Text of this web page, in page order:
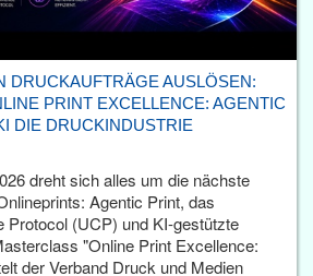
DRUCKAUFTRÄGE AUSLÖSEN:
PRINT EXCELLENCE: AGENTIC
DIE DRUCKINDUSTRIE
dreht sich alles um die nächste
Agentic Print, das
Protocol (UCP) und KI-gestützte
"Online Print Excellence:
der Verband Druck und Medien